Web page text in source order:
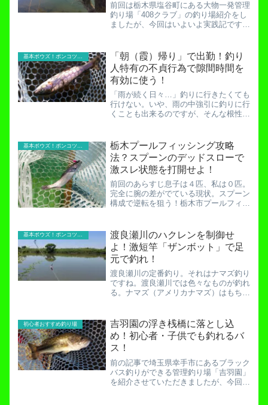
前回は栃木県塩谷町にある大物一発管理
釣り場「408クラブ」の釣り場紹介をし
ましたが、今回はいよいよ実践記です。
ポンド・レギュレーションetc…徹底解
説！本日は特別企画。...
「朝（霞）帰り」で出勤！釣り
人特有の不貞行為で隙間時間を
有効に使う！
「雨が続く日々…」釣りに行きたくても
行けない。いや、雨の中強引に釣りに行
くことも出来るのですが、そんな根性も
レンジャー調べ）。わかってくれますよ
ね。釣りがしたいけど濡れ...
栃木プールフィッシング攻略
法？スプーンのデッドスローで
激スレ状態を打開せよ！
前回のあらすじ息子は４匹、私は０匹。
完全に腕の差がでている現状。スプーン
構成で逆転を狙う！栃木市プールフィッ
ない。あまりにも釣れなすぎて「敗北し
たZ戦士達」の図を作って...
基本ボウズ！ポンコツ実践記
渡良瀬川のハクレンを制御せ
よ！激短竿「ザンボット」で足
元で釣れ！
渡良瀬川の定番釣り。それはナマズ釣り
ですね。渡良瀬川では色々なものが釣れ
る。ナマズ（アメリカナマズ）はもちろ
いのが面白いところです。しかし今回は
「見学」。なぜ見学なのか...
初心者おすすめ釣り場
吉羽園の浮き桟橋に落とし込
め！初心者・子供でも釣れるバ
ス！
前の記事で埼玉県幸手市にあるブラック
バス釣りができる管理釣り場「吉羽園」
を紹介させていただきましたが、今回は